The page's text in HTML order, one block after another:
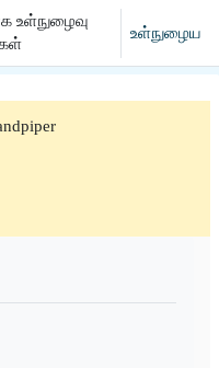
உள்நுழைவு
உள்நுழைய